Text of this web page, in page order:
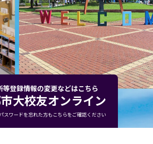
等登録情報の変更などはこちら
大校友オンライン
スワードを忘れた方もこちらをご確認ください